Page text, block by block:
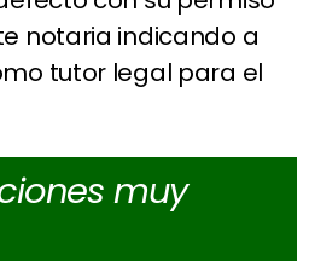
notaria indicando a
tutor legal para el
muy